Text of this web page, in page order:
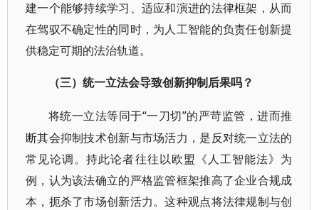
建一个能够持续学习、适应和演进的法律框架，从而
在驾驭不确定性的同时，为人工智能的负责任创新提
供稳定可期的法治轨道。
（三）统一立法会导致创新抑制后果吗？
将统一立法等同于“一刀切”的严苛监管，进而推
断其会抑制技术创新与市场活力，是反对统一立法的
常见论调。持此论者往往以欧盟《人工智能法》为
例，认为该法确立的严格监管框架推高了企业合规成
本，扼杀了市场创新活力。这种观点将法律规制与创